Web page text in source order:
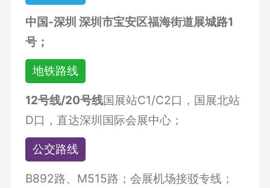
中国-深圳 深圳市宝安区福海街道展城路1
号；
地铁路线
12号线/20号线国展站C1/C2口，国展北站
D口，直达深圳国际会展中心；
公交路线
B892路、M515路；会展机场接驳专线；